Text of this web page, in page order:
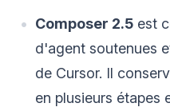
Composer 2.5 est
d'agent soutenues
de Cursor. Il
en plusieurs étapes